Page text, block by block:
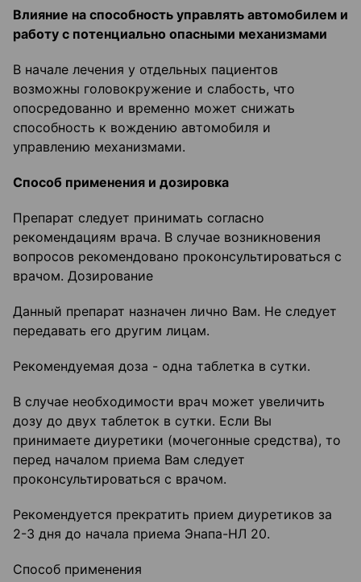
Влияние на способность управлять автомобилем и
работу с потенциально опасными механизмами
В начале лечения у отдельных пациентов
возможны головокружение и слабость, что
опосредованно и временно может снижать
способность к вождению автомобиля и
управлению механизмами.
Способ применения и дозировка
Препарат следует принимать согласно
рекомендациям врача. В случае возникновения
вопросов рекомендовано проконсультироваться с
врачом. Дозирование
Данный препарат назначен лично Вам. Не следует
передавать его другим лицам.
Рекомендуемая доза - одна таблетка в сутки.
В случае необходимости врач может увеличить
дозу до двух таблеток в сутки. Если Вы
принимаете диуретики (мочегонные средства), то
перед началом приема Вам следует
проконсультироваться с врачом.
Рекомендуется прекратить прием диуретиков за
2-3 дня до начала приема Энапа-НЛ 20.
Способ применения